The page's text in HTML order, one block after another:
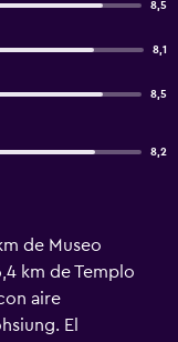
8,5
8,1
8,5
8,2
de Museo
km de Templo
aire
El